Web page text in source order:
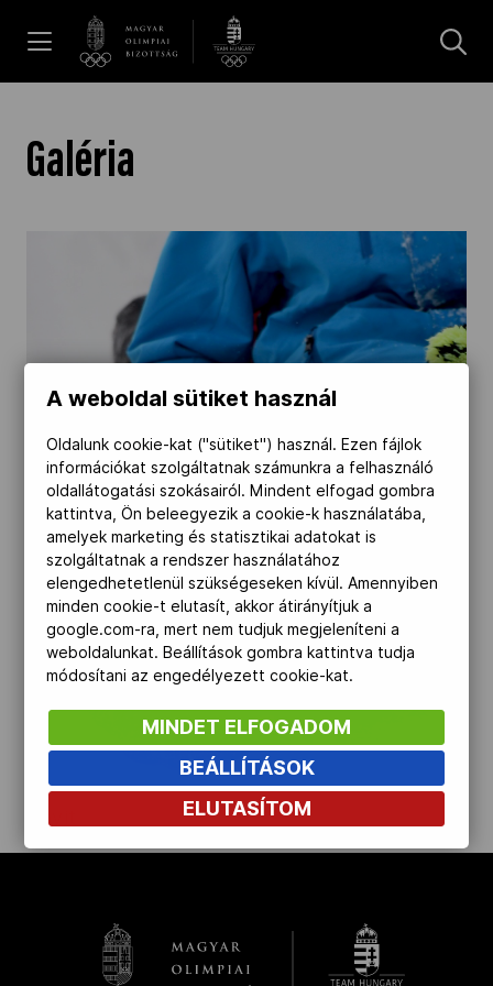
Dakar 2026
Los Angeles 2028
MOB
Kettőskarrier-program
NOB
Társszervezetek
OVEP
Adatbank
Galéria
A weboldal sütiket használ
Oldalunk cookie-kat ("sütiket") használ. Ezen fájlok
információkat szolgáltatnak számunkra a felhasználó
oldallátogatási szokásairól. Mindent elfogad gombra
kattintva, Ön beleegyezik a cookie-k használatába,
amelyek marketing és statisztikai adatokat is
szolgáltatnak a rendszer használatához
elengedhetetlenül szükségeseken kívül. Amennyiben
minden cookie-t elutasít, akkor átirányítjuk a
google.com-ra, mert nem tudjuk megjeleníteni a
weboldalunkat. Beállítások gombra kattintva tudja
módosítani az engedélyezett cookie-kat.
MINDET ELFOGADOM
BEÁLLÍTÁSOK
ELUTASÍTOM